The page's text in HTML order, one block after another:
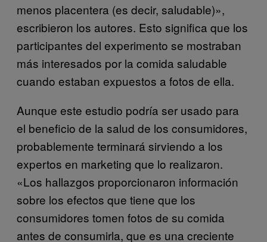
menos placentera (es decir, saludable)»,
escribieron los autores. Esto significa que los
participantes del experimento se mostraban
más interesados por la comida saludable
cuando estaban expuestos a fotos de ella.
Aunque este estudio podría ser usado para
el beneficio de la salud de los consumidores,
probablemente terminará sirviendo a los
expertos en marketing que lo realizaron.
«Los hallazgos proporcionaron información
sobre los efectos que tiene que los
consumidores tomen fotos de su comida
antes de consumirla, que es una creciente